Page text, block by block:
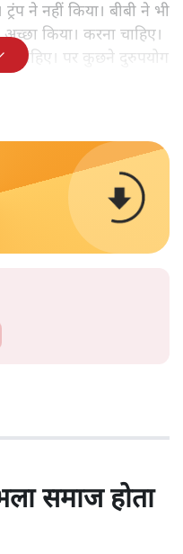
ने नहीं किया। बीबी ने भी
किया। करना चाहिए।
चाहिए। पर कुछने दुरुपयोग
समाज होता